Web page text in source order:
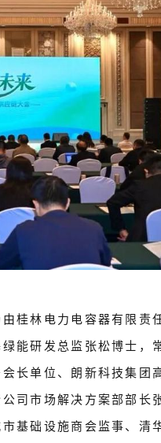
桂林电力电容器有限责
能研发总监张松博士，
长单位、朗新科技集团
司市场解决方案部部长
基础设施商会监事、清